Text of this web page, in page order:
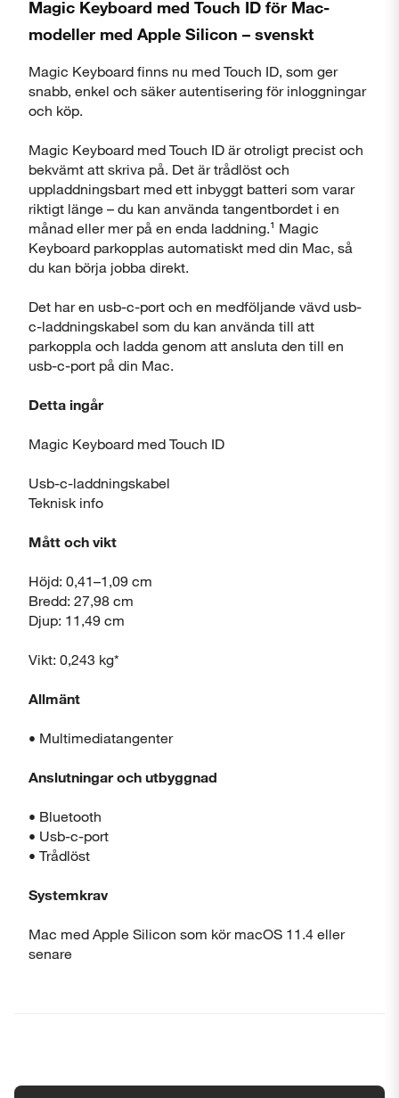
Magic Keyboard med Touch ID för Mac-
modeller med Apple Silicon – svenskt
Magic Keyboard finns nu med Touch ID, som ger
snabb, enkel och säker autentisering för inloggningar
och köp.
Magic Keyboard med Touch ID är otroligt precist och
bekvämt att skriva på. Det är trådlöst och
uppladdningsbart med ett inbyggt batteri som varar
riktigt länge – du kan använda tangentbordet i en
månad eller mer på en enda laddning.¹ Magic
Keyboard parkopplas automatiskt med din Mac, så
du kan börja jobba direkt.
Det har en usb-c-port och en medföljande vävd usb-
c-laddningskabel som du kan använda till att
parkoppla och ladda genom att ansluta den till en
usb-c-port på din Mac.
Detta ingår
Magic Keyboard med Touch ID
Usb-c-laddningskabel
Teknisk info
Mått och vikt
Höjd: 0,41–1,09 cm
Bredd: 27,98 cm
Djup: 11,49 cm
Vikt: 0,243 kg*
Allmänt
• Multimediatangenter
Anslutningar och utbyggnad
• Bluetooth
• Usb-c-port
• Trådlöst
Systemkrav
Mac med Apple Silicon som kör macOS 11.4 eller
senare